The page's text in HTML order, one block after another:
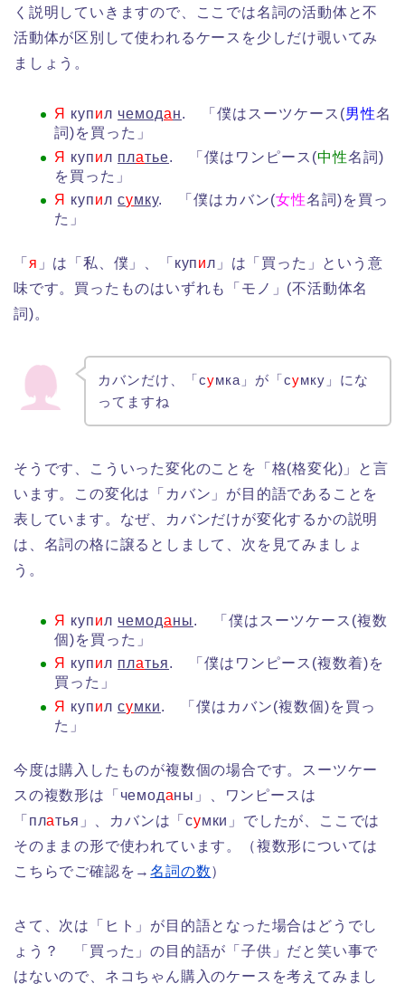
く説明していきますので、ここでは名詞の活動体と不
活動体が区別して使われるケースを少しだけ覗いてみ
ましょう。
Я купил чемодан. 「僕はスーツケース(男性名
詞)を買った」
Я купил платье. 「僕はワンピース(中性名詞)
を買った」
Я купил сумку. 「僕はカバン(女性名詞)を買っ
た」
「 я 」は「私、僕」、「купил」は「買った」という意
味です。買ったものはいずれも「モノ」(不活動体名
詞)。
カバンだけ、「сумка」が「сумку」にな
ってますね
そうです、こういった変化のことを「格(格変化)」と言
います。この変化は「カバン」が目的語であることを
表しています。なぜ、カバンだけが変化するかの説明
は、名詞の格に譲るとしまして、次を見てみましょ
う。
Я купил чемоданы. 「僕はスーツケース(複数
個)を買った」
Я купил платья. 「僕はワンピース(複数着)を
買った」
Я купил сумки. 「僕はカバン(複数個)を買っ
た」
今度は購入したものが複数個の場合です。スーツケー
スの複数形は「чемоданы」、ワンピースは
「платья」、カバンは「сумки」でしたが、ここでは
そのままの形で使われています。（複数形については
こちらでご確認を→名詞の数）
さて、次は「ヒト」が目的語となった場合はどうでし
ょう？ 「買った」の目的語が「子供」だと笑い事で
はないので、ネコちゃん購入のケースを考えてみまし